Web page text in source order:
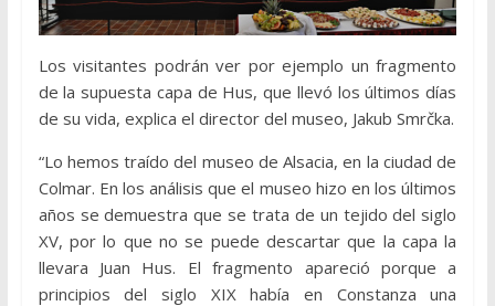
Los visitantes podrán ver por ejemplo un fragmento
de la supuesta capa de Hus, que llevó los últimos días
de su vida, explica el director del museo, Jakub Smrčka.
“Lo hemos traído del museo de Alsacia, en la ciudad de
Colmar. En los análisis que el museo hizo en los últimos
años se demuestra que se trata de un tejido del siglo
XV, por lo que no se puede descartar que la capa la
llevara Juan Hus. El fragmento apareció porque a
principios del siglo XIX había en Constanza una